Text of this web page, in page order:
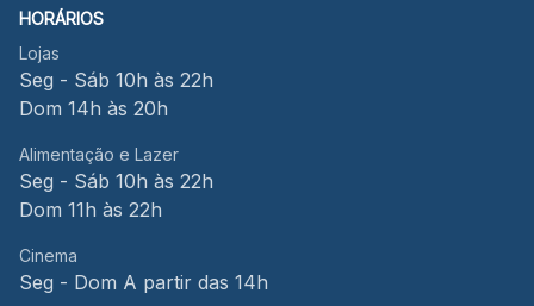
HORÁRIOS
Lojas
Seg - Sáb 10h às 22h
Dom 14h às 20h
Alimentação e Lazer
Seg - Sáb 10h às 22h
Dom 11h às 22h
Cinema
Seg - Dom A partir das 14h